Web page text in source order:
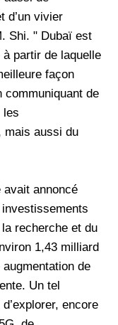
d’un vivier
Shi. " Dubaï est
partir de laquelle
façon
communiquant de
les
mais aussi du
avait annoncé
recherche et du
1,43 milliard
de
Un tel
encore